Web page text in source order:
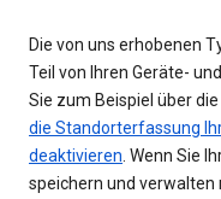
Die von uns erhobenen
Teil von Ihren Geräte-
Sie zum Beispiel über
die Standorterfassung
deaktivieren. Wenn Sie
speichern und verwalten